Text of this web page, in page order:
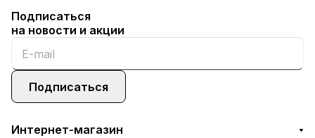
Подписаться
на новости и акции
Подписаться
Интернет-магазин